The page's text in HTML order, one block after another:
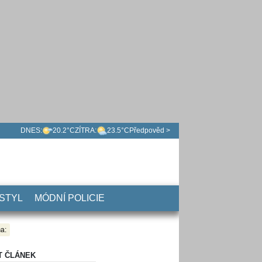
DNES: 20.2°CZÍTRA: 23.5°C Předpověd >
MÓDNÍ POLICIE
ČLÁNEK